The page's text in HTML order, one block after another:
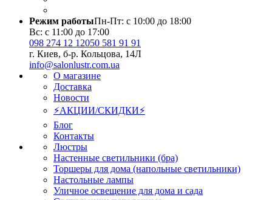
Режим работыПн-Пт: с 10:00 до 18:00
Вс: с 11:00 до 17:00
098 274 12 12050 581 91 91
г. Киев, б-р. Кольцова, 14Л
info@salonlustr.com.ua
О магазине
Доставка
Новости
⚡АКЦИИ/СКИДКИ⚡
Блог
Контакты
Люстры
Настенные светильники (бра)
Торшеры для дома (напольные светильники)
Настольные лампы
Уличное освещение для дома и сада